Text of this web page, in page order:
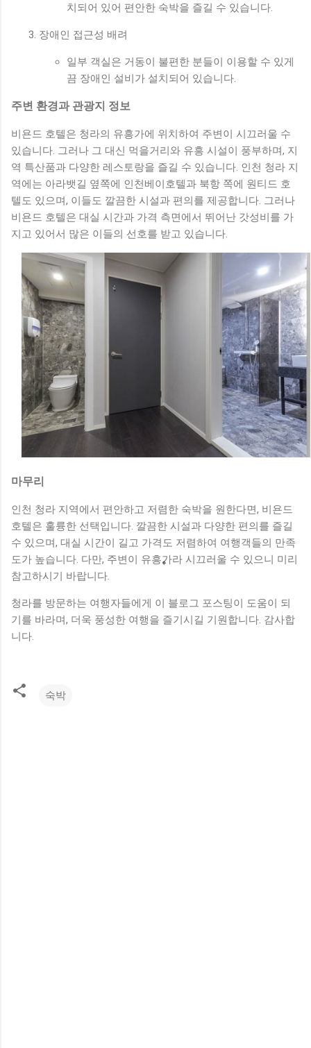
치되어 있어 편안한 숙박을 즐길 수 있습니다.
장애인 접근성 배려
일부 객실은 거동이 불편한 분들이 이용할 수 있게
끔 장애인 설비가 설치되어 있습니다.
주변 환경과 관광지 정보
비욘드 호텔은 청라의 유흥가에 위치하여 주변이 시끄러울 수
있습니다. 그러나 그 대신 먹을거리와 유흥 시설이 풍부하며, 지
역 특산품과 다양한 레스토랑을 즐길 수 있습니다. 인천 청라 지
역에는 아라뱃길 옆쪽에 인천베이호텔과 북항 쪽에 원티드 호
텔도 있으며, 이들도 깔끔한 시설과 편의를 제공합니다. 그러나
비욘드 호텔은 대실 시간과 가격 측면에서 뛰어난 갓성비를 가
지고 있어서 많은 이들의 선호를 받고 있습니다.
마무리
인천 청라 지역에서 편안하고 저렴한 숙박을 원한다면, 비욘드
호텔은 훌륭한 선택입니다. 깔끔한 시설과 다양한 편의를 즐길
수 있으며, 대실 시간이 길고 가격도 저렴하여 여행객들의 만족
도가 높습니다. 다만, 주변이 유흥가라 시끄러울 수 있으니 미리
참고하시기 바랍니다.
청라를 방문하는 여행자들에게 이 블로그 포스팅이 도움이 되
기를 바라며, 더욱 풍성한 여행을 즐기시길 기원합니다. 감사합
니다.
숙박